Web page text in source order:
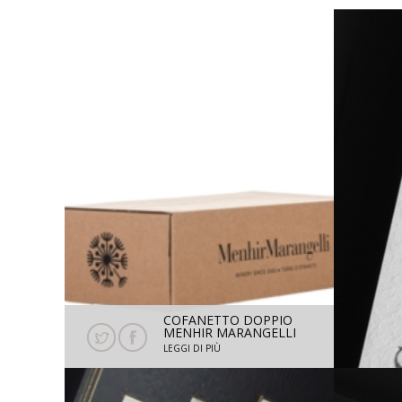
COFANETTO DOPPIO
MENHIR MARANGELLI
H = 32,5 CM L = 18 CM
P = 8,5 CM
LEGGI DI PIÙ